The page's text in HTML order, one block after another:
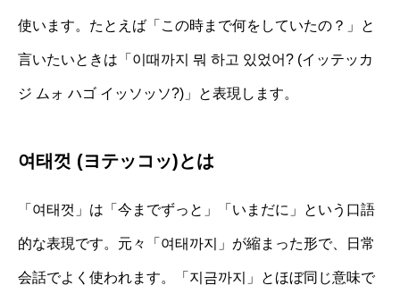
使います。たとえば「この時まで何をしていたの？」と
言いたいときは「이때까지 뭐 하고 있었어? (イッテッカ
ジ ムォ ハゴ イッソッソ?)」と表現します。
여태껏 (ヨテッコッ)とは
「여태껏」は「今までずっと」「いまだに」という口語
的な表現です。元々「여태까지」が縮まった形で、日常
会話でよく使われます。「지금까지」とほぼ同じ意味で